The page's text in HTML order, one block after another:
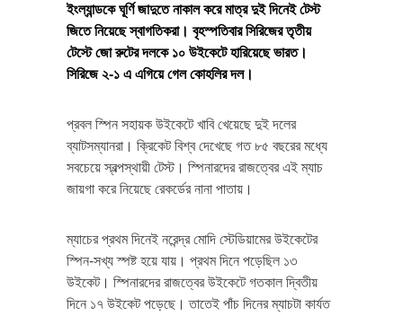
ইংল্যান্ডকে ঘূর্ণি জাদুতে নাকাল করে মাত্র দুই দিনেই টেস্ট
জিতে নিয়েছে স্বাগতিকরা। বৃহস্পতিবার সিরিজের তৃতীয়
টেস্টে জো রুটের দলকে ১০ উইকেটে হারিয়েছে ভারত।
সিরিজে ২-১ এ এগিয়ে গেল কোহলির দল।
প্রবল স্পিন সহায়ক উইকেটে খাবি খেয়েছে দুই দলের
ব্যাটসম্যানরা। ক্রিকেট বিশ্ব দেখেছে গত ৮৫ বছরের মধ্যে
সবচেয়ে স্বল্পস্থায়ী টেস্ট। স্পিনারদের রাজত্বের এই ম্যাচ
জায়গা করে নিয়েছে রেকর্ডের নানা পাতায়।
ম্যাচের প্রথম দিনেই নরেন্দ্র মোদি স্টেডিয়ামের উইকেটের
স্পিন-সখ্য স্পষ্ট হয়ে যায়। প্রথম দিনে পড়েছিল ১৩
উইকেট। স্পিনারদের রাজত্বের উইকেটে গতকাল দ্বিতীয়
দিনে ১৭ উইকেট পড়েছে। তাতেই পাঁচ দিনের ম্যাচটা কার্যত